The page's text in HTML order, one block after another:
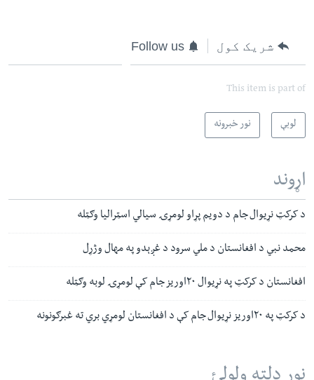
شریک کول Follow us
This item is part of
لوبې نور خبرونه
اړوند
د کرکټ نړیوال جام د دویم پړاو لومړۍ سیالي اسټرالیا وګټله
محمد نبي د افغانستان د ملي سرود د غږېدو په مهال وژړل
افغانستان د کرکټ په نړیوال ۲۰اوریز جام کې لومړۍ لوبه وګټله
د کرکټ په ۲۰اوریز نړیوال جام کې د افغانستان لومړي بري ته غبرګونونه